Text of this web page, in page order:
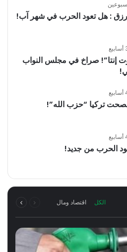
: هل تعود الحرب في شهر آب!
إنتا”! صراخ في مجلس النواب
نصحت تركيا “حزب الله”!
الحرب من جديد!
الكل اقتصاد ومال
الصفحة